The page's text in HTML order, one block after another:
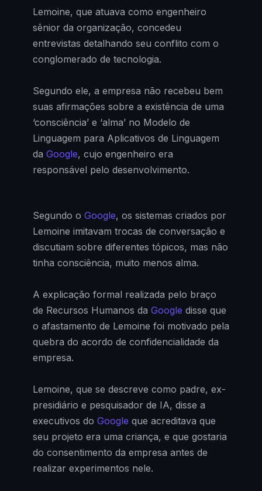
Lemoine, que atuava como engenheiro
sênior da organização, concedeu
entrevistas detalhando seu conflito com o
conglomerado de tecnologia.
Segundo ele, a empresa não recebeu bem
suas afirmações sobre a existência de uma
‘consciência’ e ‘alma’ no Modelo de
Linguagem para Aplicativos de Linguagem
da Google, cujo engenheiro era
responsável pelo desenvolvimento.
Segundo o Google, os sistemas criados por
Lemoine imitavam trocas de conversação e
discutiam sobre diferentes tópicos, mas não
tinha consciência, muito menos alma.
A explicação formal realizada pelo braço
de Recursos Humanos da Google disse que
o afastamento de Lemoine foi motivado pela
quebra do acordo de confidencialidade da
empresa.
Lemoine, que se descreve como padre, ex-
presidiário e pesquisador de IA, disse a
executivos do Google que acreditava que
seu projeto era uma criança, e que gostaria
do consentimento da empresa antes de
realizar experimentos nele.